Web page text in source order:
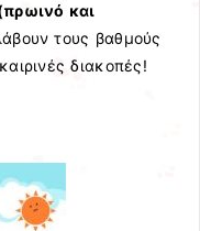
και
τους βαθμούς
διακοπές!